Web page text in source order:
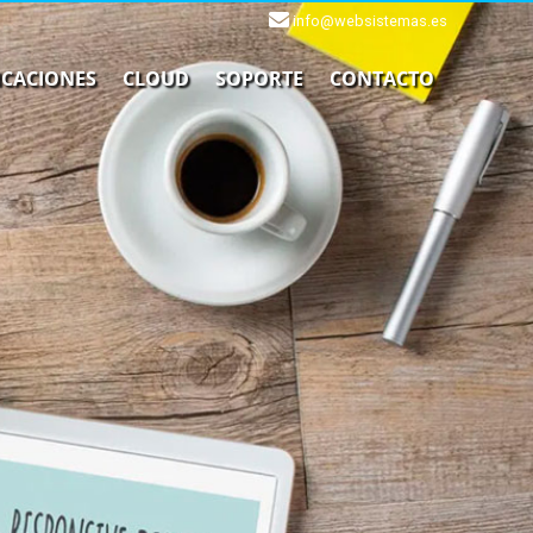
info@websistemas.es
CLOUD SOPORTE CONTACTO